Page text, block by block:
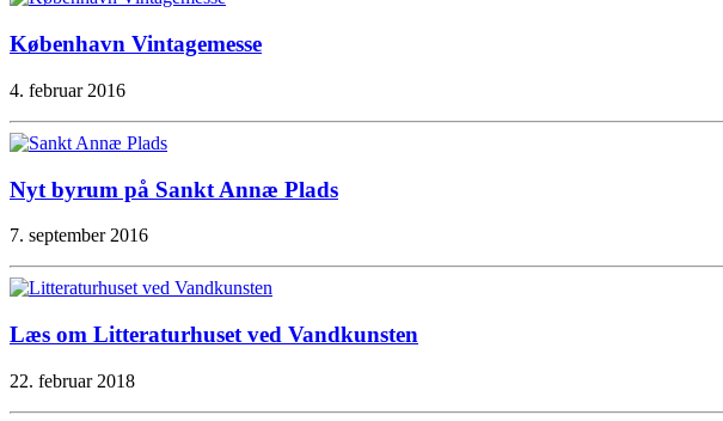
København Vintagemesse
4. februar 2016
Nyt byrum på Sankt Annæ Plads
7. september 2016
Læs om Litteraturhuset ved Vandkunsten
22. februar 2018